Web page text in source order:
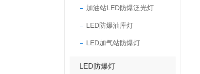
加油站LED防爆泛光灯
LED防爆油库灯
LED加气站防爆灯
LED防爆灯